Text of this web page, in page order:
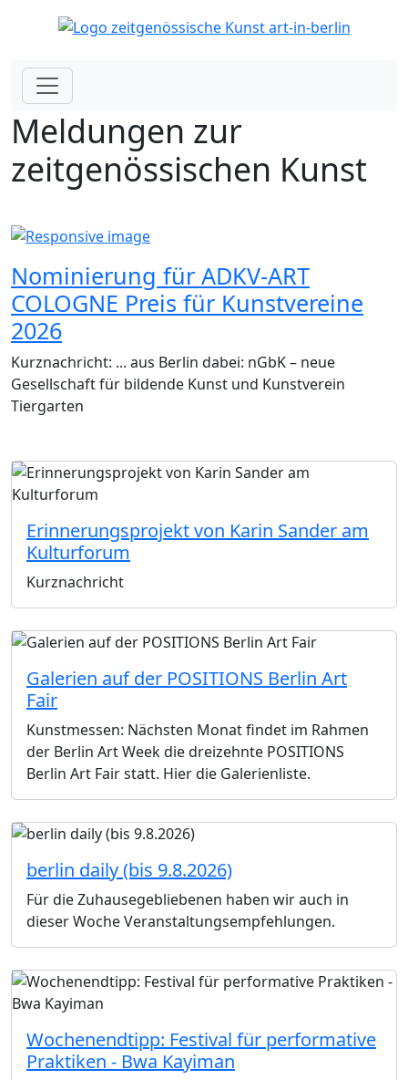
Meldungen zur
zeitgenössischen Kunst
Nominierung für ADKV-ART
COLOGNE Preis für Kunstvereine
2026
Kurznachricht: ... aus Berlin dabei: nGbK – neue
Gesellschaft für bildende Kunst und Kunstverein
Tiergarten
Erinnerungsprojekt von Karin Sander am
Kulturforum
Kurznachricht
Galerien auf der POSITIONS Berlin Art
Fair
Kunstmessen: Nächsten Monat findet im Rahmen
der Berlin Art Week die dreizehnte POSITIONS
Berlin Art Fair statt. Hier die Galerienliste.
berlin daily (bis 9.8.2026)
Für die Zuhausegebliebenen haben wir auch in
dieser Woche Veranstaltungsempfehlungen.
Wochenendtipp: Festival für performative
Praktiken - Bwa Kayiman